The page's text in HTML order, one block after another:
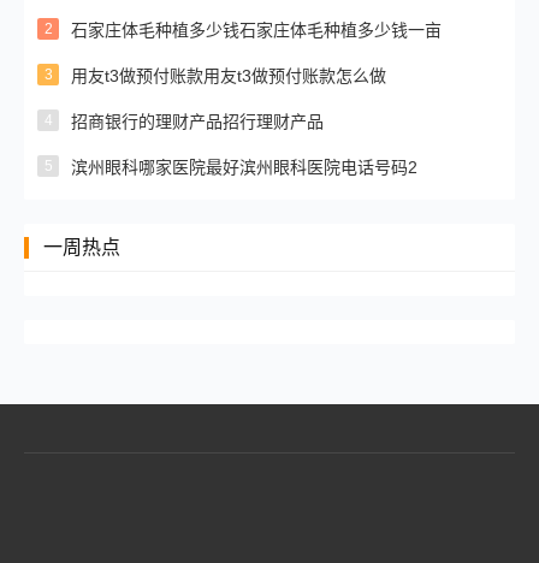
2 石家庄体毛种植多少钱石家庄体毛种植多少钱一亩
3 用友t3做预付账款用友t3做预付账款怎么做
4 招商银行的理财产品招行理财产品
5 滨州眼科哪家医院最好滨州眼科医院电话号码2
一周热点